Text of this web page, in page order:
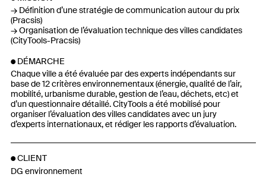
Définition d’une stratégie de communication autour du prix
(Pracsis)
Organisation de l’évaluation technique des villes candidates
(CityTools-Pracsis)
DÉMARCHE
Chaque ville a été évaluée par des experts indépendants sur
base de 12 critères environnementaux (énergie, qualité de l’air,
mobilité, urbanisme durable, gestion de l’eau, déchets, etc) et
d’un questionnaire détaillé. CityTools a été mobilisé pour
organiser l’évaluation des villes candidates avec un jury
d’experts internationaux, et rédiger les rapports d’évaluation.
CLIENT
DG environnement